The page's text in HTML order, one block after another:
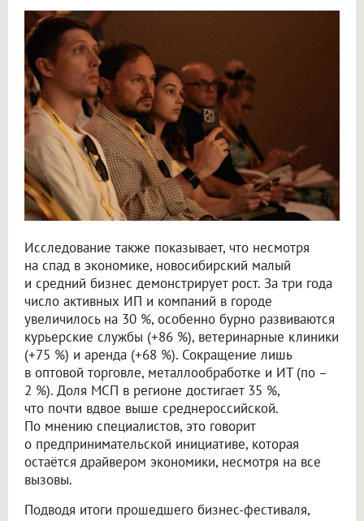
Исследование также показывает, что несмотря
на спад в экономике, новосибирский малый
и средний бизнес демонстрирует рост. За три года
число активных ИП и компаний в городе
увеличилось на 30 %, особенно бурно развиваются
курьерские службы (+86 %), ветеринарные клиники
(+75 %) и аренда (+68 %). Сокращение лишь
в оптовой торговле, металлообработке и ИТ (по –
2 %). Доля МСП в регионе достигает 35 %,
что почти вдвое выше среднероссийской.
По мнению специалистов, это говорит
о предпринимательской инициативе, которая
остаётся драйвером экономики, несмотря на все
вызовы.
Подводя итоги прошедшего бизнес-фестиваля,